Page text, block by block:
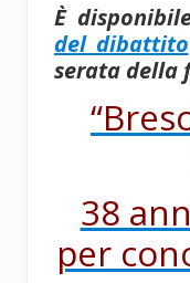
È
del dibattito
serata della
38
per